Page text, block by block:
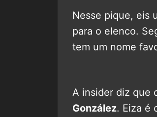
Nesse pique, eis
para o elenco.
tem um nome
A insider diz que
González. Eiza é